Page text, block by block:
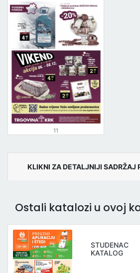
11
KLIKNI ZA DETALJNIJI SADRŽAJ
Ostali katalozi u ovoj
STUDENAC
KATALOG